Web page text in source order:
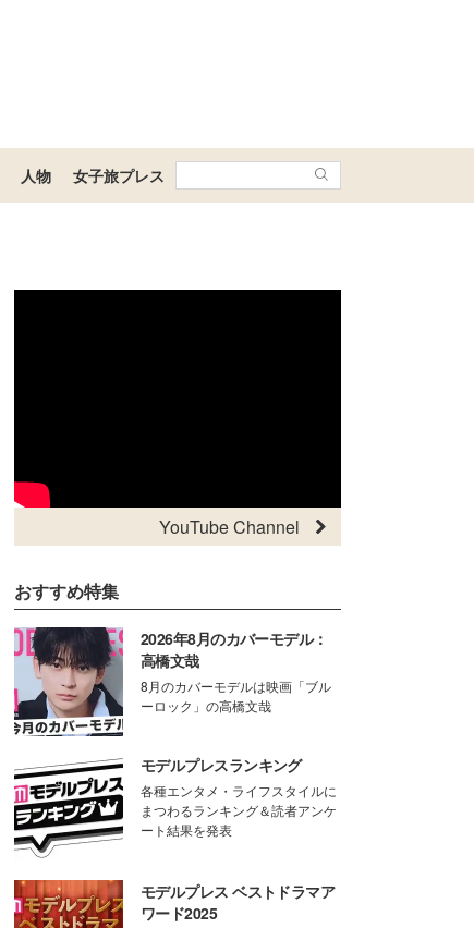
人物 女子旅プレス
YouTube Channel
おすすめ特集
2026年8月のカバーモデル：
高橋文哉
8月のカバーモデルは映画「ブル
ーロック」の高橋文哉
モデルプレスランキング
各種エンタメ・ライフスタイルに
まつわるランキング＆読者アンケ
ート結果を発表
モデルプレス ベストドラマア
ワード2025